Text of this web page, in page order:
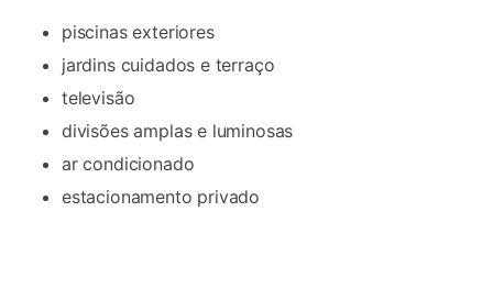
piscinas exteriores
jardins cuidados e terraço
televisão
divisões amplas e luminosas
ar condicionado
estacionamento privado